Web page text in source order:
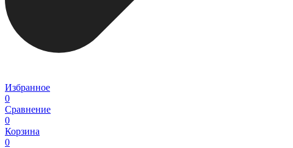
Избранное
0
Сравнение
0
Корзина
0